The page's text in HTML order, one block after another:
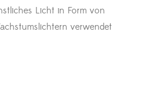
Licht in Form von
verwendet